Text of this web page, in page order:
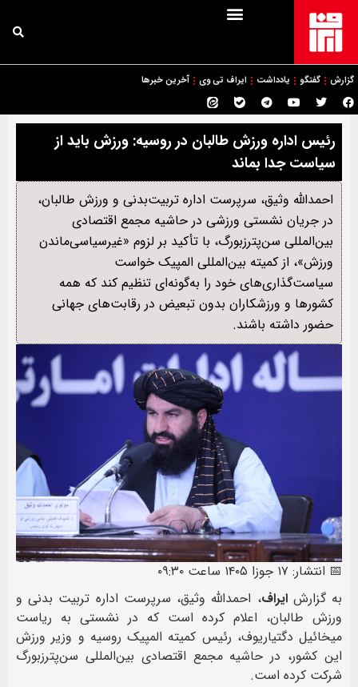
گزارش گفتگو یادداشت ایراف تی وی آخرین خبرها
رئیس اداره ورزش طالبان در روسیه: ورزش باید از
سیاست جدا بماند
احمدالله وثیق، سرپرست اداره تربیت‌بدنی و ورزش طالبان،
در جریان نشستی ورزشی در حاشیه مجمع اقتصادی
بین‌المللی سن‌پترزبورگ، با تأکید بر لزوم «غیرسیاسی‌ماندن
ورزش»، از کمیته بین‌المللی المپیک خواست
سیاست‌گذاری‌های خود را به‌گونه‌ای تنظیم کند که همه
کشورها و ورزشکاران بدون تبعیض در رقابت‌های جهانی
حضور داشته باشند.
📅 انتشار: ۱۷ جوزا ۱۴۰۵ ساعت ۰۹:۳۰
به گزارشایراف، احمدالله وثیق، سرپرست اداره تربیت‌ بدنی و
ورزش طالبان، اعلام کرده است که در نشستی به ریاست
میخائیل دگتیاریوف، رئیس کمیته المپیک روسیه و وزیر ورزش
این کشور، در حاشیه مجمع اقتصادی بین‌المللی سن‌پترزبورگ
شرکت کرده است.